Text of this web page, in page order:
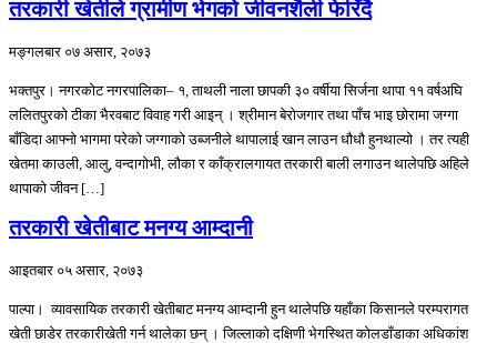
तरकारी खेतीले ग्रामीण भेगको जीवनशैली फेरिँदै
मङ्गलबार ०७ असार, २०७३
भक्तपुर। नगरकोट नगरपालिका– १, ताथली नाला छापकी ३० वर्षीया सिर्जना थापा ११ वर्षअघि
ललितपुरको टीका भैरवबाट विवाह गरी आइन् । श्रीमान बेरोजगार तथा पाँच भाइ छोरामा जग्गा
बाँडिदा आफ्नो भागमा परेको जग्गाको उब्जनीले थापालाई खान लाउन धौधौ हुनथाल्यो । तर त्यही
खेतमा काउली, आलु, वन्दागोभी, लौका र काँक्रालगायत तरकारी बाली लगाउन थालेपछि अहिले
थापाको जीवन […]
तरकारी खेतीबाट मनग्य आम्दानी
आइतबार ०५ असार, २०७३
पाल्पा। व्यावसायिक तरकारी खेतीबाट मनग्य आम्दानी हुन थालेपछि यहाँका किसानले परम्परागत
खेती छाडेर तरकारीखेती गर्न थालेका छन् । जिल्लाको दक्षिणी भेगस्थित कोलडाँडाका अधिकांश